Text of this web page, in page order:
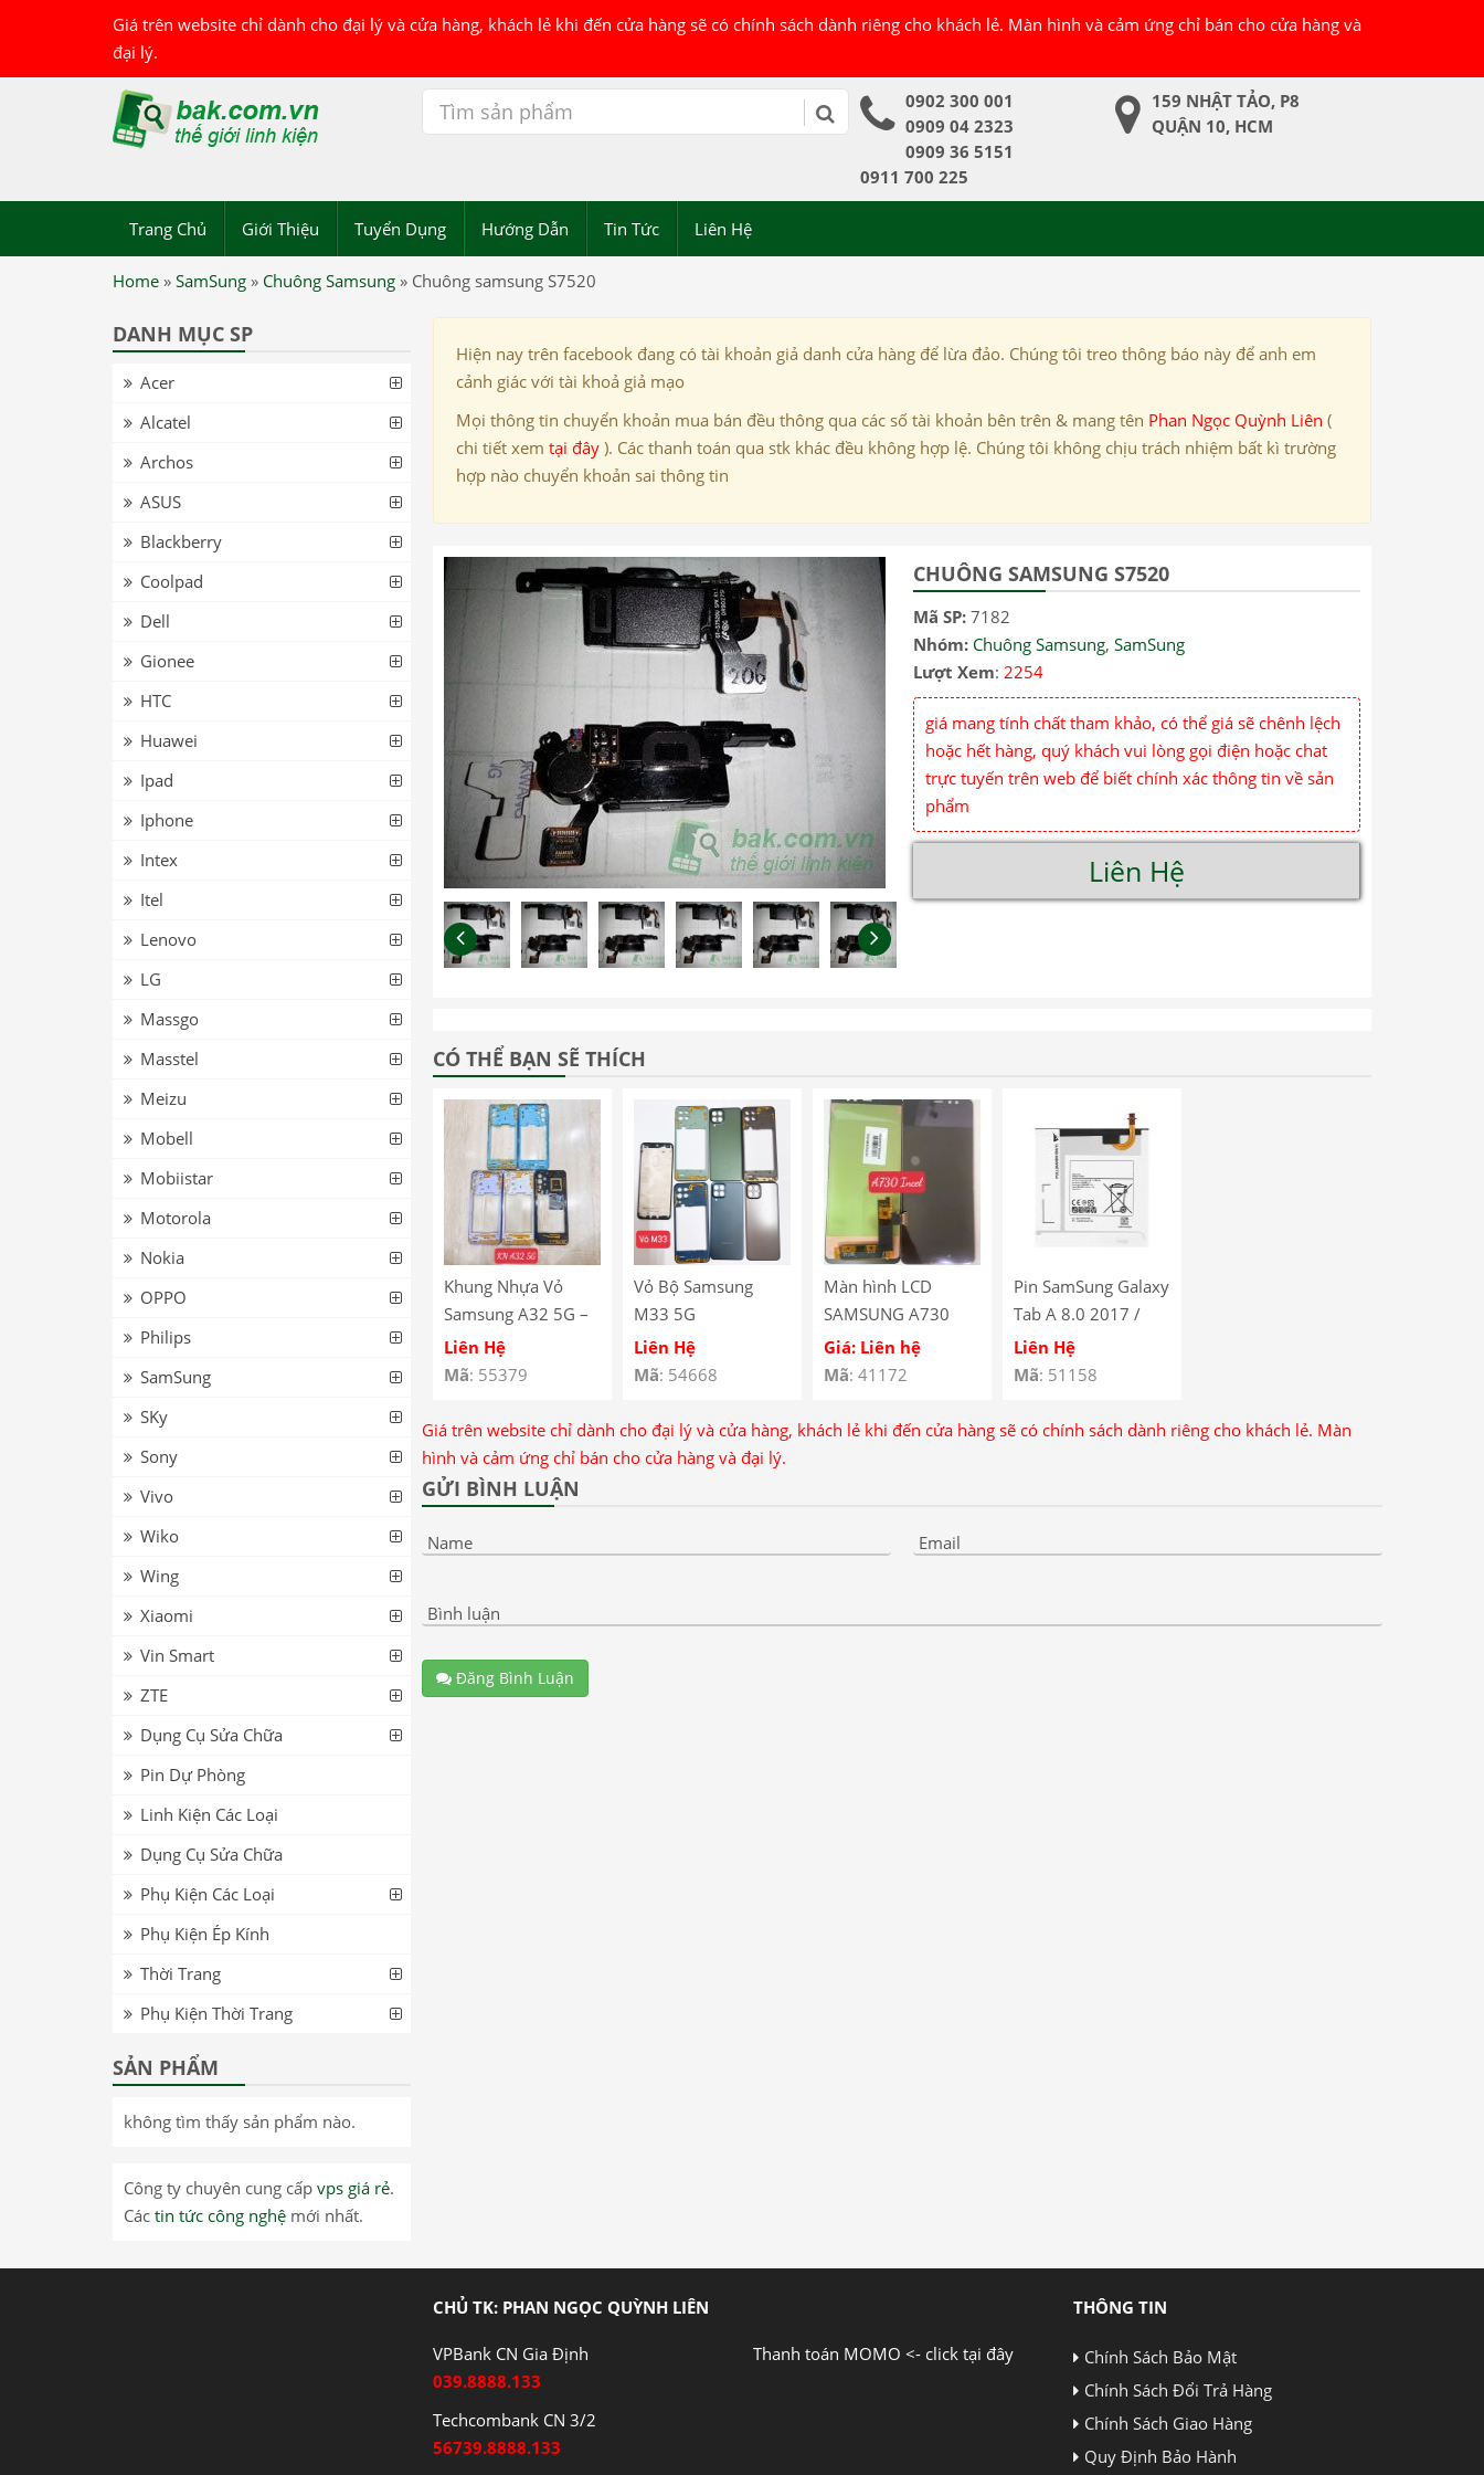
Giá trên website chỉ dành cho đại lý và cửa hàng, khách lẻ khi đến cửa hàng sẽ có chính sách dành riêng cho khách lẻ. Màn hình và cảm ứng chỉ bán cho cửa hàng và
đại lý.
0902 300 001
0909 04 2323
0909 36 5151
0911 700 225
159 NHẬT TẢO, P8
QUẬN 10, HCM
Trang Chủ Giới Thiệu Tuyển Dụng Hướng Dẫn Tin Tức Liên Hệ
Home » SamSung » Chuông Samsung » Chuông samsung S7520
Hiện nay trên facebook đang có tài khoản giả danh cửa hàng để lừa đảo. Chúng tôi treo thông báo này để anh em
cảnh giác với tài khoả giả mạo
Mọi thông tin chuyển khoản mua bán đều thông qua các số tài khoản bên trên & mang tên Phan Ngọc Quỳnh Liên (
chi tiết xem tại đây ). Các thanh toán qua stk khác đều không hợp lệ. Chúng tôi không chịu trách nhiệm bất kì trường
hợp nào chuyển khoản sai thông tin
CHUÔNG SAMSUNG S7520
Mã SP: 7182
Nhóm: Chuông Samsung, SamSung
Lượt Xem: 2254
giá mang tính chất tham khảo, có thể giá sẽ chênh lệch
hoặc hết hàng, quý khách vui lòng gọi điện hoặc chat
trực tuyến trên web để biết chính xác thông tin về sản
phẩm
Liên Hệ
CÓ THỂ BẠN SẼ THÍCH
Khung Nhựa Vỏ
Samsung A32 5G –
Plastic frame
Samsung A32 5G
Liên Hệ
Mã: 55379
Vỏ Bộ Samsung
M33 5G
Liên Hệ
Mã: 54668
Màn hình LCD
SAMSUNG A730
Incel
Giá: Liên hệ
Mã: 41172
Pin SamSung Galaxy
Tab A 8.0 2017 /
T380 / T385 / T367
/ EB-BT367ABE
Liên Hệ
Mã: 51158
Giá trên website chỉ dành cho đại lý và cửa hàng, khách lẻ khi đến cửa hàng sẽ có chính sách dành riêng cho khách lẻ. Màn
hình và cảm ứng chỉ bán cho cửa hàng và đại lý.
GỬI BÌNH LUẬN
Name Email
Bình luận
Đăng Bình Luận
DANH MỤC SP
Acer
Alcatel
Archos
ASUS
Blackberry
Coolpad
Dell
Gionee
HTC
Huawei
Ipad
Iphone
Intex
Itel
Lenovo
LG
Massgo
Masstel
Meizu
Mobell
Mobiistar
Motorola
Nokia
OPPO
Philips
SamSung
SKy
Sony
Vivo
Wiko
Wing
Xiaomi
Vin Smart
ZTE
Dụng Cụ Sửa Chữa
Pin Dự Phòng
Linh Kiện Các Loại
Dụng Cụ Sửa Chữa
Phụ Kiện Các Loại
Phụ Kiện Ép Kính
Thời Trang
Phụ Kiện Thời Trang
SẢN PHẨM
không tìm thấy sản phẩm nào.
Công ty chuyên cung cấp vps giá rẻ.
Các tin tức công nghệ mới nhất.
CHỦ TK: PHAN NGỌC QUỲNH LIÊN
VPBank CN Gia Định
039.8888.133
Techcombank CN 3/2
56739.8888.133
Thanh toán MOMO <- click tại đây
THÔNG TIN
Chính Sách Bảo Mật
Chính Sách Đổi Trả Hàng
Chính Sách Giao Hàng
Quy Định Bảo Hành